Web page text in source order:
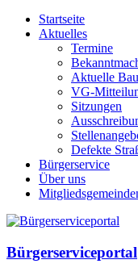
Startseite
Aktuelles
Termine
Aktuelle
VG-
Sitzungen
Defekte
Bürgerservice
Über uns
Bürgerserviceportal